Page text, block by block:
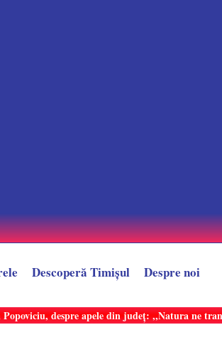
Descoperă Timișul Despre noi
despre apele din județ: ,,Natura ne